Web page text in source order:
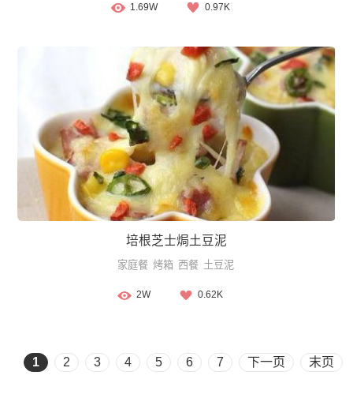
1.69W 0.97K
培根芝士焗土豆泥
家庭餐 烤箱 西餐 土豆泥
2W 0.62K
1 2 3 4 5 6 7 下一页 末页